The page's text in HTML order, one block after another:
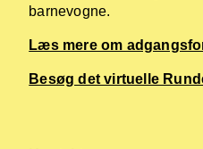
barnevogne.
Læs mere om
Besøg det virtuelle